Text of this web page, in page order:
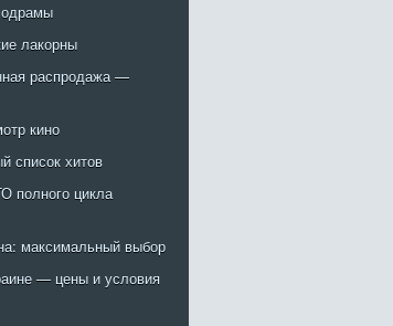
лакорны
распродажа —
кино
список хитов
полного цикла
максимальный выбор
— цены и условия